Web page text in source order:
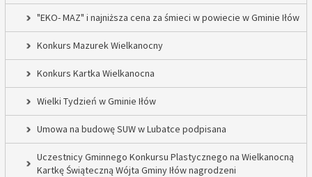
"EKO- MAZ" i najniższa cena za śmieci w powiecie w Gminie Iłów
Konkurs Mazurek Wielkanocny
Konkurs Kartka Wielkanocna
Wielki Tydzień w Gminie Iłów
Umowa na budowę SUW w Lubatce podpisana
Uczestnicy Gminnego Konkursu Plastycznego na Wielkanocną
Kartkę Świąteczną Wójta Gminy Iłów nagrodzeni